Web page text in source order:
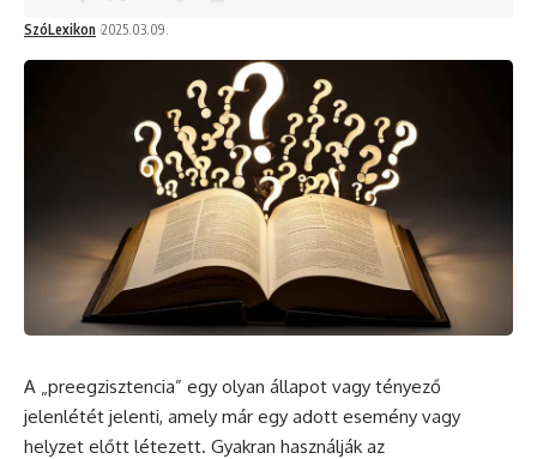
SzóLexikon 2025.03.09.
A „preegzisztencia” egy olyan állapot vagy tényező
jelenlétét jelenti, amely már egy adott esemény vagy
helyzet előtt létezett. Gyakran használják az